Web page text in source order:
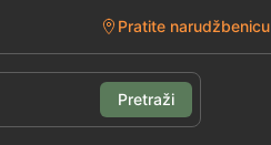
Pratite narudžbenicu
Pretraži